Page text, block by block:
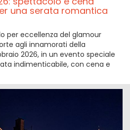
una serata romantica
per eccellenza del glamour
agli innamorati della
2026, in un evento speciale
indimenticabile, con cena e